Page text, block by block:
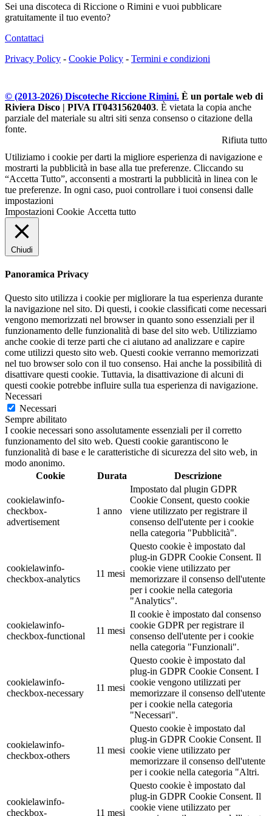
Sei una discoteca di Riccione o Rimini e vuoi pubblicare
gratuitamente il tuo evento?
Contattaci
Privacy Policy - Cookie Policy - Termini e condizioni
© (2013-2026) Discoteche Riccione Rimini. È un portale web di
Riviera Disco | PIVA IT04315620403. È vietata la copia anche
parziale del materiale su altri siti senza consenso o citazione della
fonte.
Rifiuta tutto
Utiliziamo i cookie per darti la migliore esperienza di navigazione e
mostrarti la pubblicità in base alla tue preferenze. Cliccando su
“Accetta Tutto”, acconsenti a mostrarti la pubblicità in linea con le
tue preferenze. In ogni caso, puoi controllare i tuoi consensi dalle
impostazioni
Impostazioni Cookie Accetta tutto
Chiudi
Panoramica Privacy
Questo sito utilizza i cookie per migliorare la tua esperienza durante
la navigazione nel sito. Di questi, i cookie classificati come necessari
vengono memorizzati nel browser in quanto sono essenziali per il
funzionamento delle funzionalità di base del sito web. Utilizziamo
anche cookie di terze parti che ci aiutano ad analizzare e capire
come utilizzi questo sito web. Questi cookie verranno memorizzati
nel tuo browser solo con il tuo consenso. Hai anche la possibilità di
disattivare questi cookie. Tuttavia, la disattivazione di alcuni di
questi cookie potrebbe influire sulla tua esperienza di navigazione.
Necessari
Necessari
Sempre abilitato
I cookie necessari sono assolutamente essenziali per il corretto
funzionamento del sito web. Questi cookie garantiscono le
funzionalità di base e le caratteristiche di sicurezza del sito web, in
modo anonimo.
Cookie
Durata Descrizione
cookielawinfo-
checkbox-
advertisement
1 anno
Impostato dal plugin GDPR
Cookie Consent, questo cookie
viene utilizzato per registrare il
consenso dell'utente per i cookie
nella categoria "Pubblicità".
cookielawinfo-
checkbox-analytics
11 mesi
Questo cookie è impostato dal
plug-in GDPR Cookie Consent. Il
cookie viene utilizzato per
memorizzare il consenso dell'utente
per i cookie nella categoria
"Analytics".
cookielawinfo-
checkbox-functional
11 mesi
Il cookie è impostato dal consenso
cookie GDPR per registrare il
consenso dell'utente per i cookie
nella categoria "Funzionali".
cookielawinfo-
checkbox-necessary
11 mesi
Questo cookie è impostato dal
plug-in GDPR Cookie Consent. I
cookie vengono utilizzati per
memorizzare il consenso dell'utente
per i cookie nella categoria
"Necessari".
cookielawinfo-
checkbox-others
11 mesi
Questo cookie è impostato dal
plug-in GDPR Cookie Consent. Il
cookie viene utilizzato per
memorizzare il consenso dell'utente
per i cookie nella categoria "Altri.
cookielawinfo-
checkbox-
11 mesi
Questo cookie è impostato dal
plug-in GDPR Cookie Consent. Il
cookie viene utilizzato per